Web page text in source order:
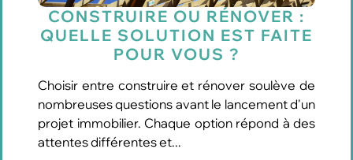
CONSTRUIRE OU RÉNOVER :
QUELLE SOLUTION EST FAITE
POUR VOUS ?
Choisir entre construire et rénover soulève de
nombreuses questions avant le lancement d'un
projet immobilier. Chaque option répond à des
attentes différentes et...